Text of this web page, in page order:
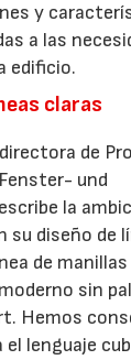
y
a las
edificio.
claras
de
und
la
su diseño de
de
sin
Hemos
el lenguaje